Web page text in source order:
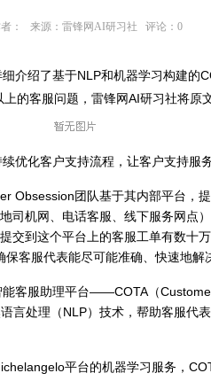
者： 来源：雷锋网AI研习社 评论： 0
绍了基于NLP和机器学习构建的
的客服问题，雷锋网AI研习社将原
化客户支持流程，让客户支持服务
团队基于其内部平台，提
司机网、电话客服、线下服务网点
交到这个平台上的客服工单有数十
客服代表能尽可能准确、快速地解
客服助理平台——COTA（
言处理（NLP）技术，帮助客服代
平台的机器学习服务，